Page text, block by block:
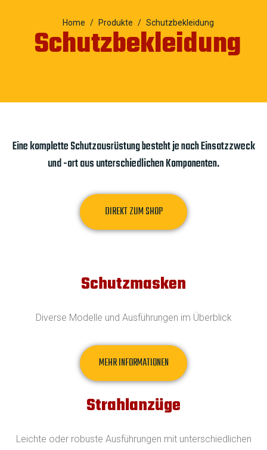
Home Produkte Schutzbekleidung
Schutzbekleidung
Eine komplette Schutzausrüstung besteht je nach Einsatzzweck
und -ort aus unterschiedlichen Komponenten.
DIREKT ZUM SHOP
Schutzmasken
Diverse Modelle und Ausführungen im Überblick
MEHR INFORMATIONEN
Strahlanzüge
Leichte oder robuste Ausführungen mit unterschiedlichen